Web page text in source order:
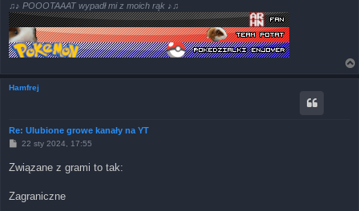
♫♪ POOOTAAAT wypadł mi z moich rąk ♪♫
Hamfrej
Re: Ulubione growe kanały na YT
P
t
22 sty 2024, 17:55
Związane z grami to tak:
Zagraniczne